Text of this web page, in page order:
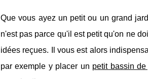
Que vous ayez un petit ou un grand
n'est pas parce qu'il est petit qu'on ne
idées reçues. Il vous est alors
par exemple y placer un petit bassin